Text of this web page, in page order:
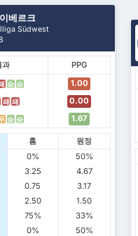
베르크
Südwest
과
PPG
승 승
1.00
패 패
0.00
승 승 1.67
홈
원정
0%
50%
3.25
4.67
0.75
3.17
2.50
1.50
75%
33%
0%
50%